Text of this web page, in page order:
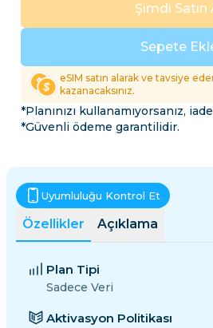
Sepete
Şimdi Satın
eSIM satın alarak ve tavsiye
kazanacaksınız.
*Planınızı kullanamıyorsanız,
*Güvenli ödeme garantilidir.
Özellikler Açıklama
Uyumluluğu Kontrol Et
Plan Tipi
Sadece Veri
Aktivasyon Politikası